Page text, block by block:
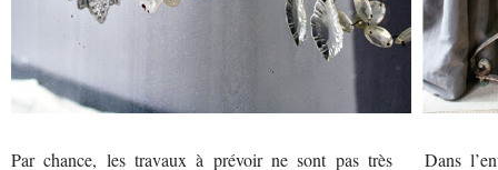
Par chance, les travaux à prévoir ne sont pas très
Dans